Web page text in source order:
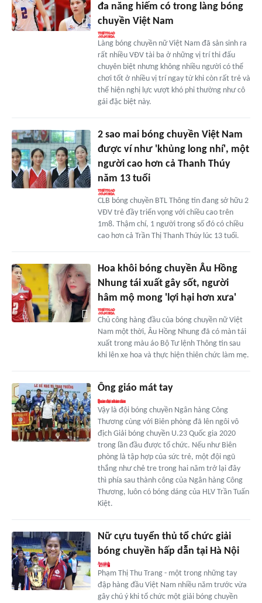
đa năng hiếm có trong làng bóng
chuyền Việt Nam
Làng bóng chuyền nữ Việt Nam đã sản sinh ra
rất nhiều VĐV tài ba ở những vị trí thi đấu
chuyên biệt nhưng không nhiều người có thể
chơi tốt ở nhiều vị trí ngay từ khi còn rất trẻ và
thể hiện nghị lực vượt khó phi thường như cô
gái đặc biệt này.
2 sao mai bóng chuyền Việt Nam
được ví như 'khủng long nhí', một
người cao hơn cả Thanh Thúy
năm 13 tuổi
CLB bóng chuyền BTL Thông tin đang sở hữu 2
VĐV trẻ đầy triển vọng với chiều cao trên
1m8. Thậm chí, 1 người trong số đó có chiều
cao hơn cả Trần Thị Thanh Thúy lúc 13 tuổi.
Hoa khôi bóng chuyền Âu Hồng
Nhung tái xuất gây sốt, người
hâm mộ mong 'lợi hại hơn xưa'
Chủ công hàng đầu của bóng chuyền nữ Việt
Nam một thời, Âu Hồng Nhung đã có màn tái
xuất trong màu áo Bộ Tư lệnh Thông tin sau
khi lên xe hoa và thực hiện thiên chức làm mẹ.
Ông giáo mát tay
Vậy là đội bóng chuyền Ngân hàng Công
Thương cùng với Biên phòng đã lên ngôi vô
địch Giải bóng chuyền U.23 Quốc gia 2020
trong lần đầu được tổ chức. Nếu như Biên
phòng là tập hợp của sức trẻ, một đội ngũ
thắng như chẻ tre trong hai năm trở lại đây
thì phía sau thành công của Ngân hàng Công
Thương, luôn có bóng dáng của HLV Trần Tuấn
Kiệt.
Nữ cựu tuyển thủ tổ chức giải
bóng chuyền hấp dẫn tại Hà Nội
Phạm Thị Thu Trang - một trong những tay
đập hàng đầu Việt Nam nhiều năm trước vừa
gây chú ý khi tổ chức một giải bóng chuyền